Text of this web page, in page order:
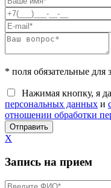
* поля обязательные для
Нажимая кнопку, я
персональных данных и
отношении обработки
X
Запись на прием